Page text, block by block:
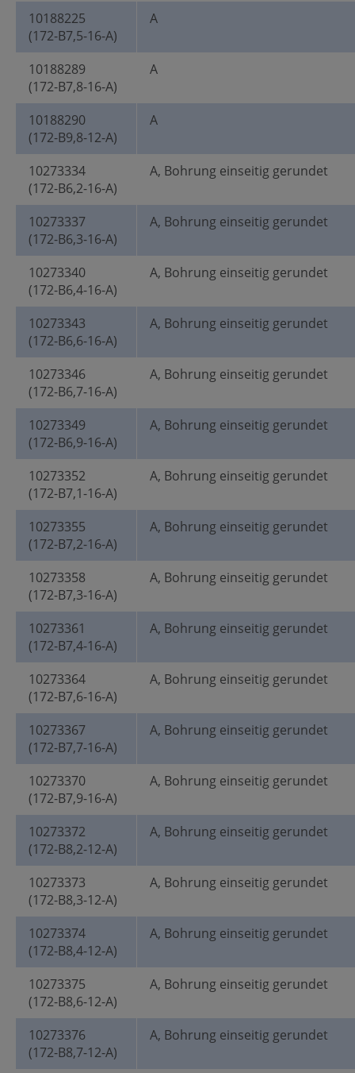
10188225
(172-B7,5-16-A)
A
10188289
(172-B7,8-16-A)
A
10188290
(172-B9,8-12-A)
A
10273334
(172-B6,2-16-A)
A, Bohrung einseitig gerundet
10273337
(172-B6,3-16-A)
A, Bohrung einseitig gerundet
10273340
(172-B6,4-16-A)
A, Bohrung einseitig gerundet
10273343
(172-B6,6-16-A)
A, Bohrung einseitig gerundet
10273346
(172-B6,7-16-A)
A, Bohrung einseitig gerundet
10273349
(172-B6,9-16-A)
A, Bohrung einseitig gerundet
10273352
(172-B7,1-16-A)
A, Bohrung einseitig gerundet
10273355
(172-B7,2-16-A)
A, Bohrung einseitig gerundet
10273358
(172-B7,3-16-A)
A, Bohrung einseitig gerundet
10273361
(172-B7,4-16-A)
A, Bohrung einseitig gerundet
10273364
(172-B7,6-16-A)
A, Bohrung einseitig gerundet
10273367
(172-B7,7-16-A)
A, Bohrung einseitig gerundet
10273370
(172-B7,9-16-A)
A, Bohrung einseitig gerundet
10273372
(172-B8,2-12-A)
A, Bohrung einseitig gerundet
10273373
(172-B8,3-12-A)
A, Bohrung einseitig gerundet
10273374
(172-B8,4-12-A)
A, Bohrung einseitig gerundet
10273375
(172-B8,6-12-A)
A, Bohrung einseitig gerundet
10273376
(172-B8,7-12-A)
A, Bohrung einseitig gerundet